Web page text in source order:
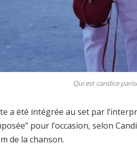
Qui est candice
a été intégrée au set par
pour l’occasion, selon
de la chanson.